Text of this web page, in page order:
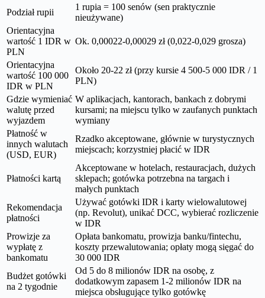
Podział rupii
1 rupia = 100 senów (sen praktycznie
nieużywane)
Orientacyjna
wartość 1 IDR w
PLN
Ok. 0,00022-0,00029 zł (0,022-0,029 grosza)
Orientacyjna
wartość 100 000
IDR w PLN
Około 20-22 zł (przy kursie 4 500-5 000 IDR / 1
PLN)
Gdzie wymieniać
walutę przed
wyjazdem
W aplikacjach, kantorach, bankach z dobrymi
kursami; na miejscu tylko w zaufanych punktach
wymiany
Płatność w
innych walutach
(USD, EUR)
Rzadko akceptowane, głównie w turystycznych
miejscach; korzystniej płacić w IDR
Płatności kartą
Akceptowane w hotelach, restauracjach, dużych
sklepach; gotówka potrzebna na targach i
małych punktach
Rekomendacja
płatności
Używać gotówki IDR i karty wielowalutowej
(np. Revolut), unikać DCC, wybierać rozliczenie
w IDR
Prowizje za
wypłatę z
bankomatu
Opłata bankomatu, prowizja banku/fintechu,
koszty przewalutowania; opłaty mogą sięgać do
30 000 IDR
Budżet gotówki
na 2 tygodnie
Od 5 do 8 milionów IDR na osobę, z
dodatkowym zapasem 1-2 milionów IDR na
miejsca obsługujące tylko gotówkę